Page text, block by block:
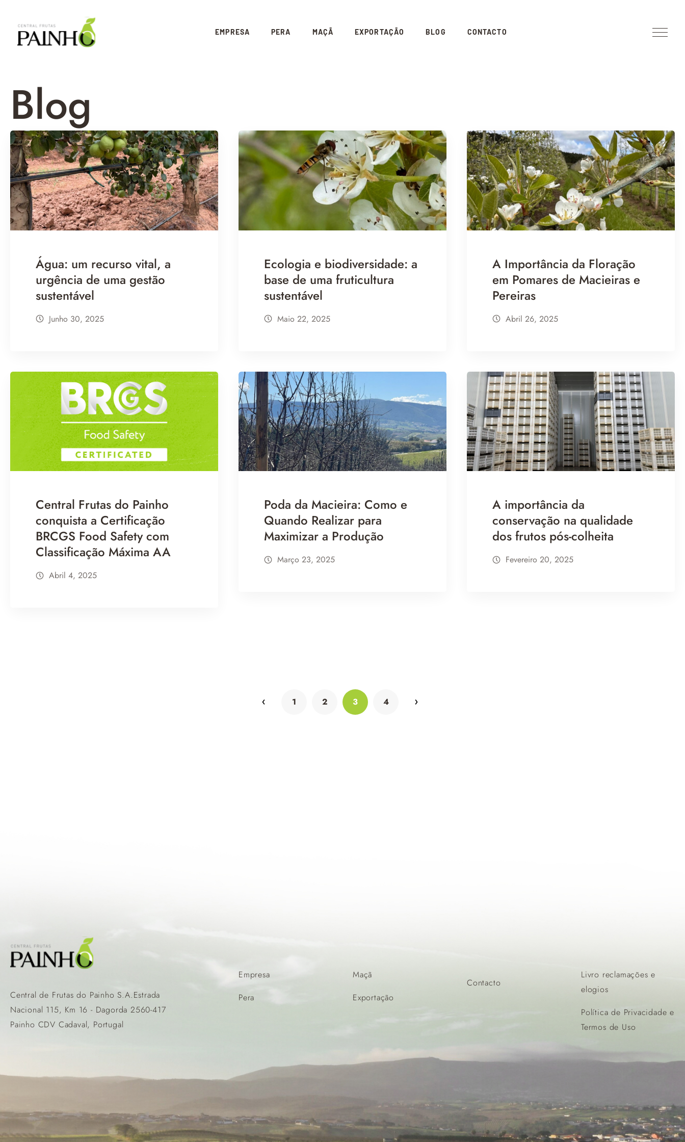
EMPRESA PERA MAÇÃ EXPORTAÇÃO BLOG CONTACTO
Blog
Água: um recurso vital, a
urgência de uma gestão
sustentável
Junho 30, 2025
Ecologia e biodiversidade: a
base de uma fruticultura
sustentável
Maio 22, 2025
A Importância da Floração
em Pomares de Macieiras e
Pereiras
Abril 26, 2025
Central Frutas do Painho
conquista a Certificação
BRCGS Food Safety com
Classificação Máxima AA
Abril 4, 2025
Poda da Macieira: Como e
Quando Realizar para
Maximizar a Produção
Março 23, 2025
A importância da
conservação na qualidade
dos frutos pós-colheita
Fevereiro 20, 2025
1 2 3 4
Central de Frutas do Painho S.A.Estrada
Nacional 115, Km 16 - Dagorda 2560-417
Painho CDV Cadaval, Portugal
Empresa
Pera
Maçã
Exportação
Contacto
Livro reclamações e
elogios
Política de Privacidade e
Termos de Uso